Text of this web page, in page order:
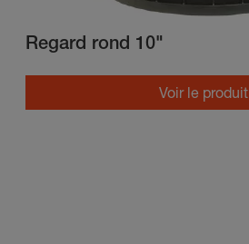
Regard rond 10"
Voir le produit